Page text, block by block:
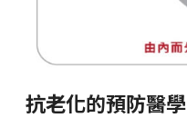
抗老化的預防醫學